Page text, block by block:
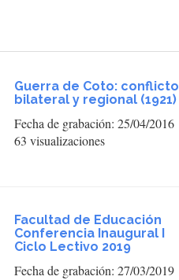
Guerra de Coto: conflicto
bilateral y regional (1921)
Fecha de grabación: 25/04/2016
63 visualizaciones
Facultad de Educación
Conferencia Inaugural I
Ciclo Lectivo 2019
Fecha de grabación: 27/03/2019